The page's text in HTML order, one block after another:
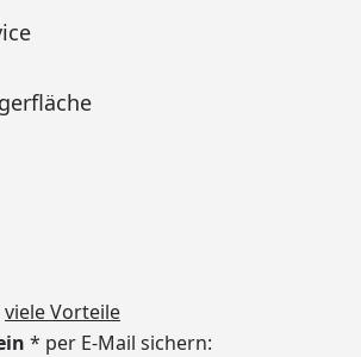
viele Vorteile
* per E-Mail sichern: